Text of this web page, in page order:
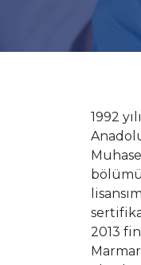
1992
2013